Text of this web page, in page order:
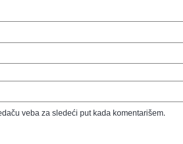
veba za sledeći put kada komentarišem.